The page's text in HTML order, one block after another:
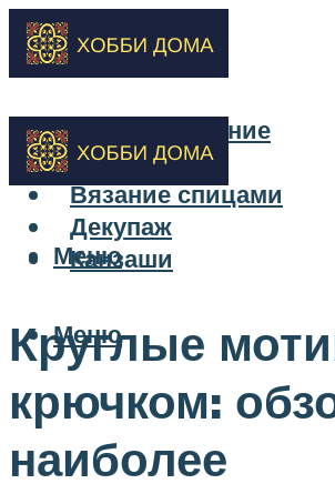
Бисероплетение
Вышивка
Вязание спицами
Декупаж
Канзаши
Меню
Меню
Круглые
крючком:
наиболее